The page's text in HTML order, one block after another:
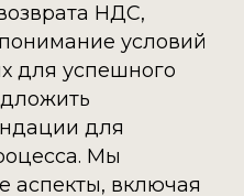
НДС,
условий
для успешного
для
Мы
аспекты, включая